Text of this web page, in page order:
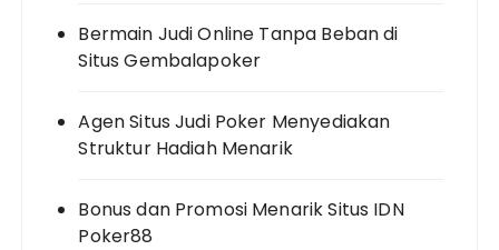
Bermain Judi Online Tanpa Beban di
Situs Gembalapoker
Agen Situs Judi Poker Menyediakan
Struktur Hadiah Menarik
Bonus dan Promosi Menarik Situs IDN
Poker88